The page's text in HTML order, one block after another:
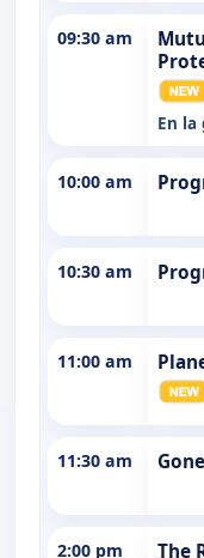
09:30 am
En la
10:00 am
10:30 am
11:00 am
11:30 am
2:00 pm The